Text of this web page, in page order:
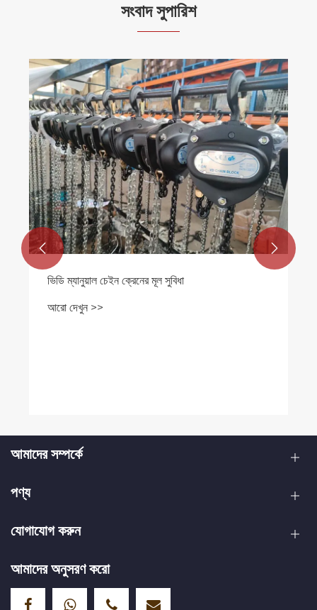
সংবাদ সুপারিশ
ভিডি ম্যানুয়াল চেইন ক্রেনের মূল সুবিধা
আরো দেখুন >>
 
আমাদের সম্পর্কে
পণ্য
যোগাযোগ করুন
আমাদের অনুসরণ করো